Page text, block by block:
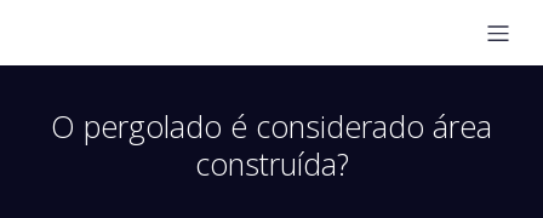
O pergolado é considerado área
construída?